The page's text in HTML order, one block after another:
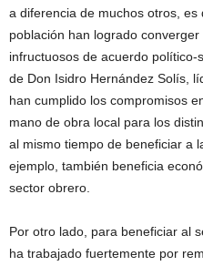
a diferencia de muchos otros,
población han logrado
infructuosos de acuerdo
de Don Isidro Hernández Solís,
han cumplido los compromisos
mano de obra local para los
al mismo tiempo de beneficiar a
ejemplo, también beneficia
sector obrero.
Por otro lado, para beneficiar al
ha trabajado fuertemente por